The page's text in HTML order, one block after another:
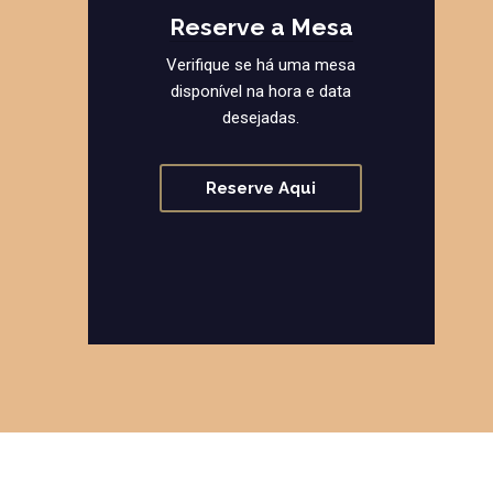
Reserve a Mesa
Verifique se há uma mesa
disponível na hora e data
desejadas.
Reserve Aqui